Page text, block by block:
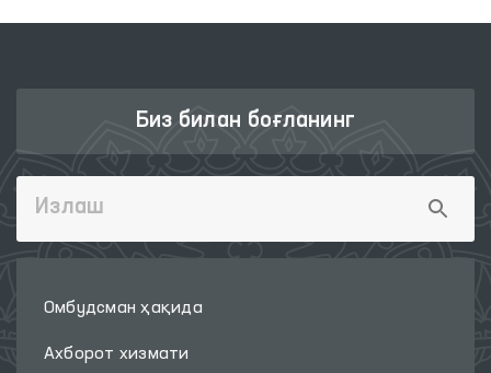
Биз билан боғланинг
Омбудсман ҳақида
Ахборот хизмати